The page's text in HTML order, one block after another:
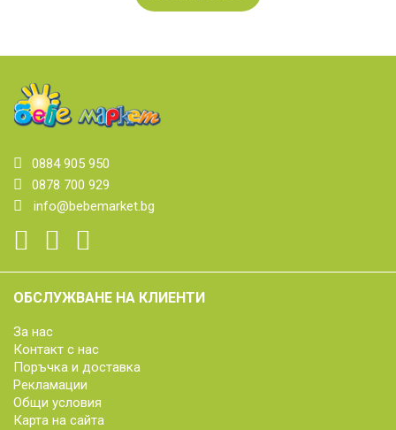
0884 905 950
0878 700 929
info@bebemarket.bg
ОБСЛУЖВАНЕ НА КЛИЕНТИ
За нас
Контакт с нас
Поръчка и доставка
Рекламации
Общи условия
Карта на сайта